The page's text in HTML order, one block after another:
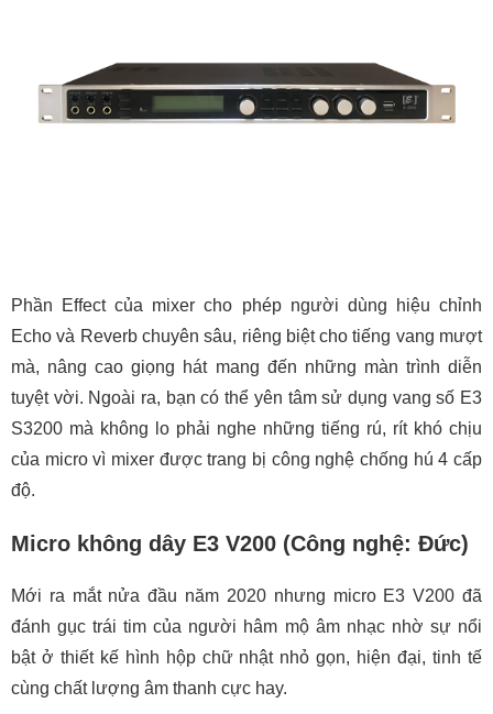
Phần Effect của mixer cho phép người dùng hiệu chỉnh
Echo và Reverb chuyên sâu, riêng biệt cho tiếng vang mượt
mà, nâng cao giọng hát mang đến những màn trình diễn
tuyệt vời. Ngoài ra, bạn có thể yên tâm sử dụng vang số E3
S3200 mà không lo phải nghe những tiếng rú, rít khó chịu
của micro vì mixer được trang bị công nghệ chống hú 4 cấp
độ.
Micro không dây E3 V200 (Công nghệ: Đức)
Mới ra mắt nửa đầu năm 2020 nhưng micro E3 V200 đã
đánh gục trái tim của người hâm mộ âm nhạc nhờ sự nổi
bật ở thiết kế hình hộp chữ nhật nhỏ gọn, hiện đại, tinh tế
cùng chất lượng âm thanh cực hay.